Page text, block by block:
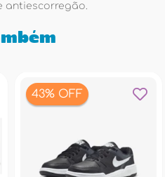
antiescorregão.
43% OFF